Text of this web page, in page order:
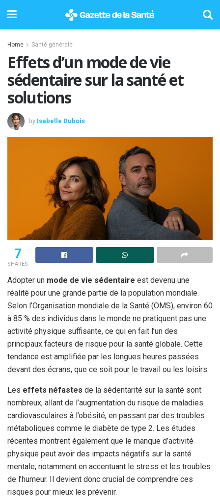
Home Santé générale
Effets d’un mode de vie
sédentaire sur la santé et
solutions
by Isabelle Dubois
7
SHARES
Adopter un mode de vie sédentaire est devenu une
réalité pour une grande partie de la population mondiale.
Selon l’Organisation mondiale de la Santé (OMS), environ 60
à 85 % des individus dans le monde ne pratiquent pas une
activité physique suffisante, ce qui en fait l’un des
principaux facteurs de risque pour la santé globale. Cette
tendance est amplifiée par les longues heures passées
devant des écrans, que ce soit pour le travail ou les loisirs.
Les effets néfastes de la sédentarité sur la santé sont
nombreux, allant de l’augmentation du risque de maladies
cardiovasculaires à l’obésité, en passant par des troubles
métaboliques comme le diabète de type 2. Les études
récentes montrent également que le manque d’activité
physique peut avoir des impacts négatifs sur la santé
mentale, notamment en accentuant le stress et les troubles
de l’humeur. Il devient donc crucial de comprendre ces
risques pour mieux les prévenir.